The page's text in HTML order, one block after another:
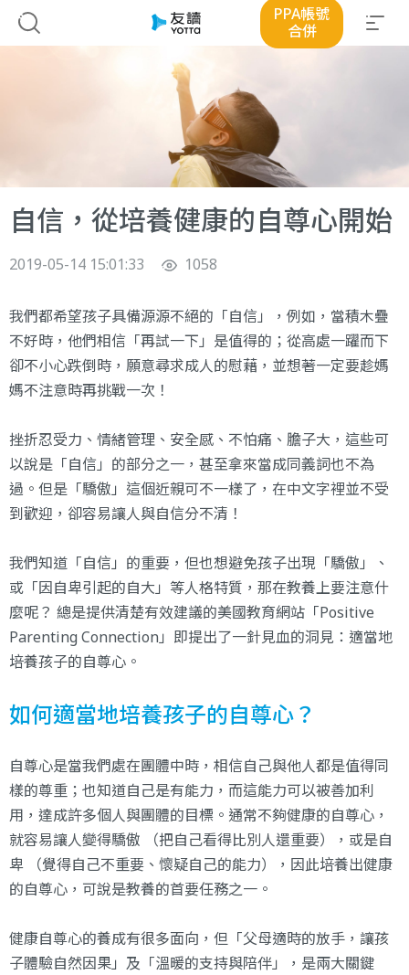
PPA帳號
合併
自信，從培養健康的自尊心開始
2019-05-14 15:01:33 1058
我們都希望孩子具備源源不絕的「自信」，例如，當積木疊
不好時，他們相信「再試一下」是值得的；從高處一躍而下
卻不小心跌倒時，願意尋求成人的慰藉，並想著一定要趁媽
媽不注意時再挑戰一次！
挫折忍受力、情緒管理、安全感、不怕痛、膽子大，這些可
以說是「自信」的部分之一，甚至拿來當成同義詞也不為
過。但是「驕傲」這個近親可不一樣了，在中文字裡並不受
到歡迎，卻容易讓人與自信分不清！
我們知道「自信」的重要，但也想避免孩子出現「驕傲」、
或「因自卑引起的自大」等人格特質，那在教養上要注意什
麼呢？ 總是提供清楚有效建議的美國教育網站「Positive
Parenting Connection」即提出了一針見血的洞見：適當地
培養孩子的自尊心。
如何適當地培養孩子的自尊心？
自尊心是當我們處在團體中時，相信自己與他人都是值得同
樣的尊重；也知道自己是有能力，而這能力可以被善加利
用，達成許多個人與團體的目標。通常不夠健康的自尊心，
就容易讓人變得驕傲 （把自己看得比別人還重要），或是自
卑 （覺得自己不重要、懷疑自己的能力），因此培養出健康
的自尊心，可說是教養的首要任務之一。
健康自尊心的養成有很多面向，但「父母適時的放手，讓孩
子體驗自然因果」及「溫暖的支持與陪伴」，是兩大關鍵